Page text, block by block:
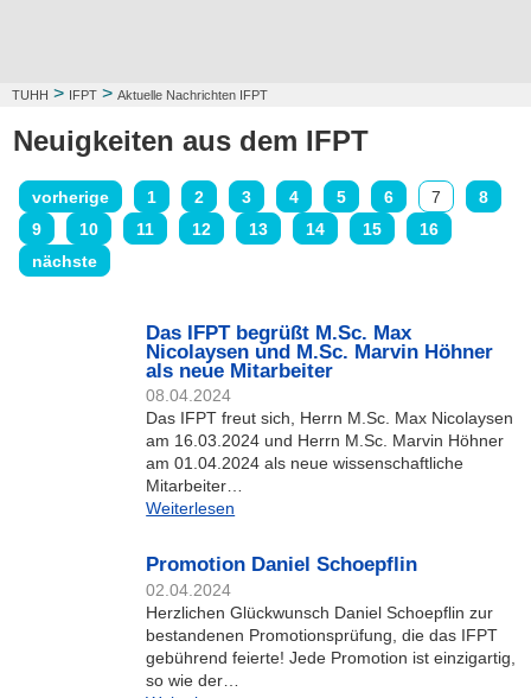
TUHH > IFPT > Aktuelle Nachrichten IFPT
Neuigkeiten aus dem IFPT
vorherige 1 2 3 4 5 6 7
8
9
10 11 12 13 14 15
16
nächste
Das IFPT begrüßt M.Sc. Max
Nicolaysen und M.Sc. Marvin Höhner
als neue Mitarbeiter
08.04.2024
Das IFPT freut sich, Herrn M.Sc. Max Nicolaysen
am 16.03.2024 und Herrn M.Sc. Marvin Höhner
am 01.04.2024 als neue wissenschaftliche
Mitarbeiter…
Weiterlesen
Promotion Daniel Schoepflin
02.04.2024
Herzlichen Glückwunsch Daniel Schoepflin zur
bestandenen Promotionsprüfung, die das IFPT
gebührend feierte! Jede Promotion ist einzigartig,
so wie der…